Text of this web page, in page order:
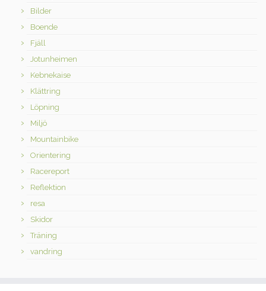
Bilder
Boende
Fjäll
Jotunheimen
Kebnekaise
Klättring
Löpning
Miljö
Mountainbike
Orientering
Racereport
Reflektion
resa
Skidor
Träning
vandring